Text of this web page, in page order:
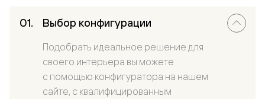
Выбор конфигурации
Подобрать идеальное решение для
своего интерьера вы можете
с помощью конфигуратора на нашем
сайте, с квалифицированным